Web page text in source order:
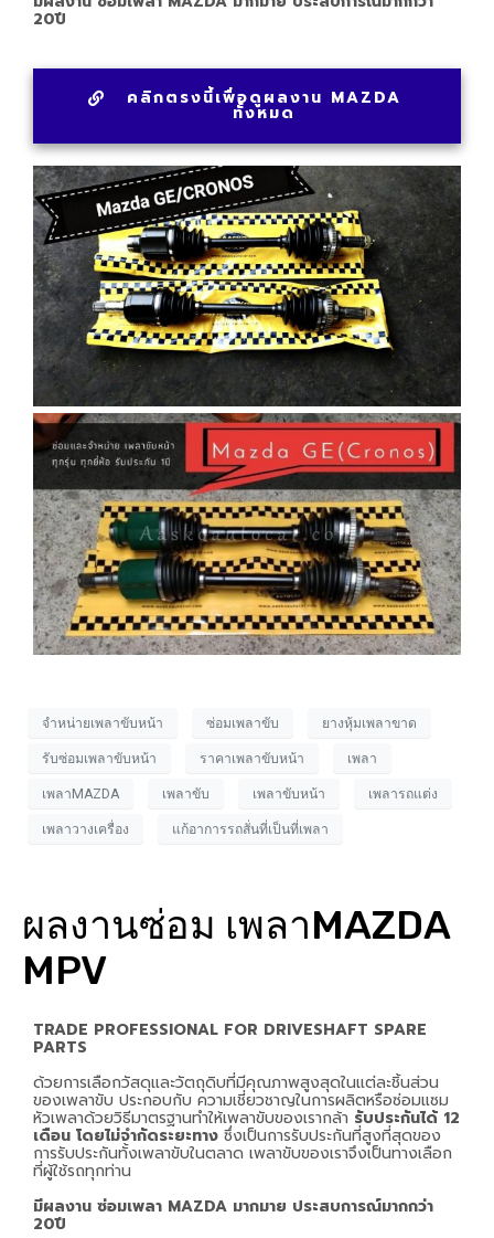
20ปี
คลิกตรงนี้เพื่อดูผลงาน MAZDA
ทั้งหมด
จำหน่ายเพลาขับหน้า ซ่อมเพลาขับ ยางหุ้มเพลาขาด
รับซ่อมเพลาขับหน้า ราคาเพลาขับหน้า เพลา
เพลาMAZDA เพลาขับ เพลาขับหน้า เพลารถแต่ง
เพลาวางเครื่อง แก้อาการรถสั่นที่เป็นที่เพลา
ผลงานซ่อม เพลาMAZDA
MPV
TRADE PROFESSIONAL FOR DRIVESHAFT SPARE
PARTS
ด้วยการเลือกวัสดุและวัตถุดิบที่มีคุณภาพสูงสุดในแต่ละชิ้นส่วน
ของเพลาขับ ประกอบกับ ความเชี่ยวชาญในการผลิตหรือซ่อมแซม
หัวเพลาด้วยวิธีมาตรฐานทำให้เพลาขับของเรากล้า รับประกันได้ 12
เดือน โดยไม่จำกัดระยะทาง ซึ่งเป็นการรับประกันที่สูงที่สุดของ
การรับประกันทั้งเพลาขับในตลาด เพลาขับของเราจึงเป็นทางเลือก
ที่ผู้ใช้รถทุกท่าน
มีผลงาน ซ่อมเพลา MAZDA มากมาย ประสบการณ์มากกว่า
20ปี
APPOINTMENT